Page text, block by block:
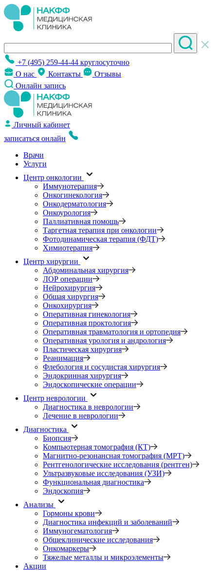
+7 (495) 259-44-44 круглосуточно
О нас
Контакты
Отзывы
Онлайн запись
Личный кабинет
записаться онлайн
Врачи
Услуги
Центр онкологии
Иммунотерапия
Онкогинекология
Онкодерматология
Онкоурология
Паллиативная помощь
Таргетная терапия при онкологии
Фотодинамическая терапия (ФДТ)
Химиотерапия
Центр хирургии
Абдоминальная хирургия
ЛОР операции
Нейрохирургия
Общая хирургия
Онкохирургия
Оперативная гинекология
Оперативная проктология
Оперативная травматология и ортопедия
Оперативная урология и андрология
Пластическая хирургия
Реанимация
Флебология и сосудистая хирургия
Эндокринная хирургия
Эндоскопические операции
Центр неврологии
Диагностика в неврологии
Лечение в неврологии
Диагностика
Биопсия
Компьютерная томография (КТ)
Магнитно-резонансная томография (МРТ)
Рентгенологические исследования (рентген)
Ультразвуковые исследования (УЗИ)
Функциональная диагностика
Эндоскопия
Анализы
Гормоны крови
Диагностика инфекций и заболеваний
Иммуногематология
Общеклинические исследования
Онкомаркеры
Тяжелые металлы и микроэлементы
Акции